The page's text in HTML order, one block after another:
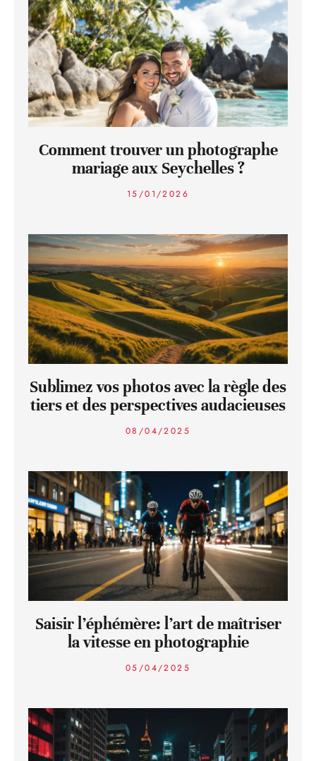
Comment trouver un photographe
mariage aux Seychelles ?
15/01/2026
Sublimez vos photos avec la règle des
tiers et des perspectives audacieuses
08/04/2025
Saisir l’éphémère: l’art de maîtriser
la vitesse en photographie
05/04/2025